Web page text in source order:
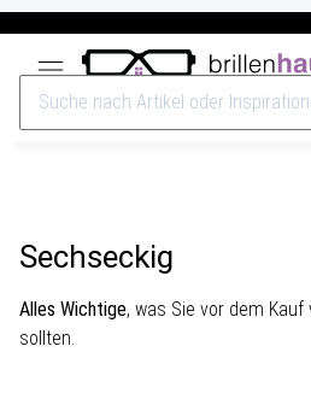
Sechseckig
Alles Wichtige, was Sie vor dem
sollten.